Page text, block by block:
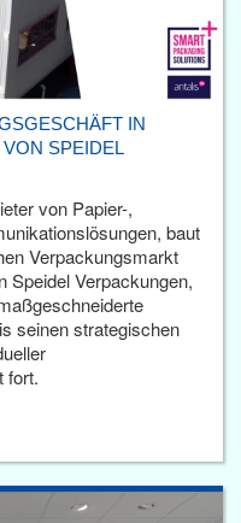
IN
SPEIDEL
von Papier-,
baut
Verpackungsmarkt
Speidel Verpackungen,
seinen strategischen
fort.